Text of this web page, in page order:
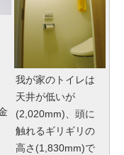
我が家のトイレは
天井が低いが
(2,020mm)、頭に
触れるギリギリの
高さ(1,830mm)で